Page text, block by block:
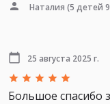
Наталия (5 детей
25 августа 2025 г.
Большое спасибо